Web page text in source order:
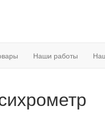
Наши работы